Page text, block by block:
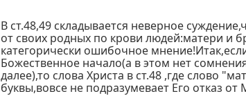
В ст.48,49 складывается неверное
от своих родных по крови людей:матери и
категорически ошибочное
Божественное начало(а в этом нет
далее),то слова Христа в ст.48 ,где слово
буквы,вовсе не подразумевает Его отказ